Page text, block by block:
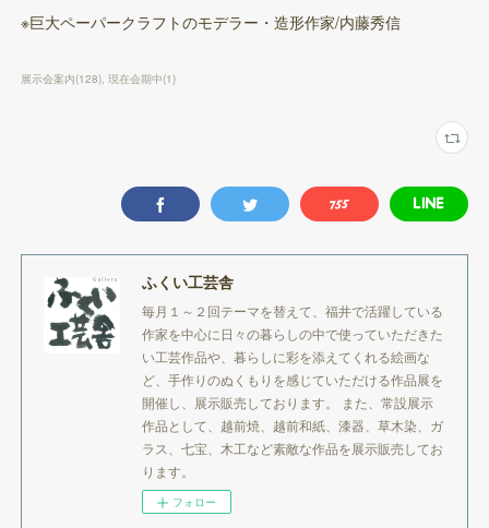
※巨大ペーパークラフトのモデラー・造形作家/内藤秀信
展示会案内(128) 現在会期中(1)
ふくい工芸舎
毎月１～２回テーマを替えて、福井で活躍している
作家を中心に日々の暮らしの中で使っていただきた
い工芸作品や、暮らしに彩を添えてくれる絵画な
ど、手作りのぬくもりを感じていただける作品展を
開催し、展示販売しております。 また、常設展示
作品として、越前焼、越前和紙、漆器、草木染、ガ
ラス、七宝、木工など素敵な作品を展示販売してお
ります。
フォロー